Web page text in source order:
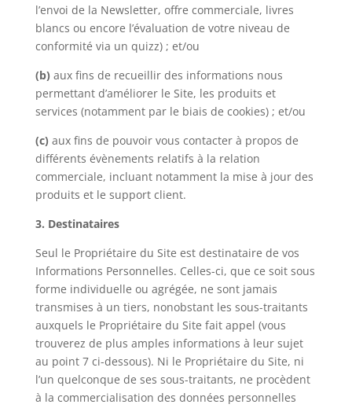
l’envoi de la Newsletter, offre commerciale, livres
blancs ou encore l’évaluation de votre niveau de
conformité via un quizz) ; et/ou
(b) aux fins de recueillir des informations nous
permettant d’améliorer le Site, les produits et
services (notamment par le biais de cookies) ; et/ou
(c) aux fins de pouvoir vous contacter à propos de
différents évènements relatifs à la relation
commerciale, incluant notamment la mise à jour des
produits et le support client.
3. Destinataires
Seul le Propriétaire du Site est destinataire de vos
Informations Personnelles. Celles-ci, que ce soit sous
forme individuelle ou agrégée, ne sont jamais
transmises à un tiers, nonobstant les sous-traitants
auxquels le Propriétaire du Site fait appel (vous
trouverez de plus amples informations à leur sujet
au point 7 ci-dessous). Ni le Propriétaire du Site, ni
l’un quelconque de ses sous-traitants, ne procèdent
à la commercialisation des données personnelles